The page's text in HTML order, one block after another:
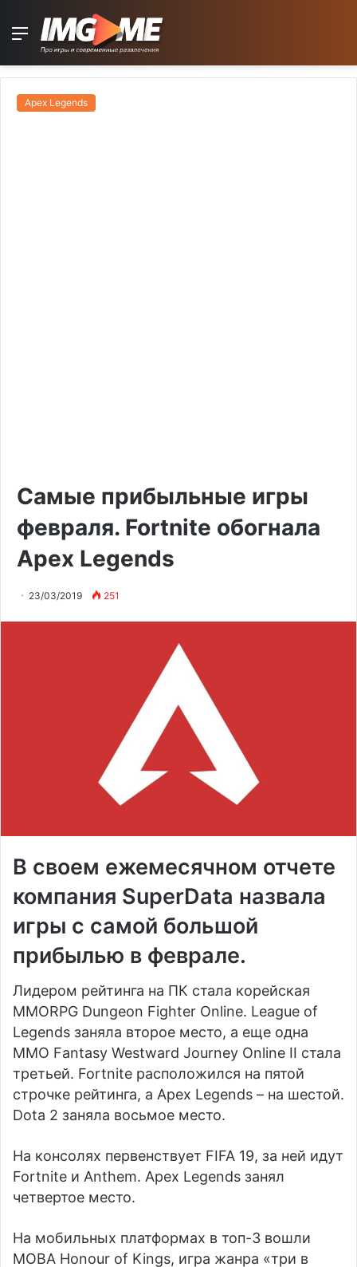
Menu
Apex Legends
Самые прибыльные игры
февраля. Fortnite обогнала
Apex Legends
23/03/2019 251
В своем ежемесячном отчете
компания SuperData назвала
игры с самой большой
прибылью в феврале.
Лидером рейтинга на ПК стала корейская
MMORPG Dungeon Fighter Online. League of
Legends заняла второе место, а еще одна
MMO Fantasy Westward Journey Online II стала
третьей. Fortnite расположился на пятой
строчке рейтинга, а Apex Legends – на шестой.
Dota 2 заняла восьмое место.
На консолях первенствует FIFA 19, за ней идут
Fortnite и Anthem. Apex Legends занял
четвертое место.
На мобильных платформах в топ-3 вошли
МОВА Honour of Kings, игра жанра «три в